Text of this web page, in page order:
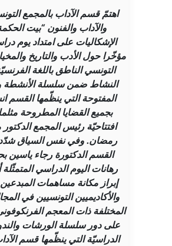
اهتمّ قسم الآداب بالمجمع
والآداب والفنون “بيت
الإشكاليات على امتداد يوم
مؤخّرا حول الأدب والتاريخ
التونسي الناطق باللغة
النشاط ضمن سلسلة الأنشطة
المفتوحة التي ينظّمها القسم
بجميع القضايا المطروحة
افتتاحيّة رئيس المجمع
رمضان. وفي نفس السياق
القسم الدكتورة رجاء ياسين
رهانات اليوم الدراسي
إبراز مكانة مساهمات المبدعين
والأكاديميين التونسيين في
المختلفة ذات المعجم
على دور سلسلة الورشات
الدراسيّة التي ينظّمها قسم